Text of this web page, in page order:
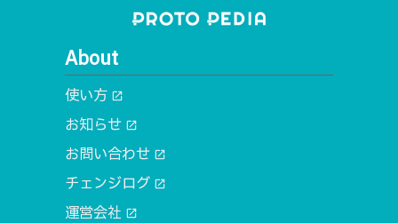
About
使い方 open_in_new
お知らせ open_in_new
お問い合わせ open_in_new
チェンジログ open_in_new
運営会社 open_in_new